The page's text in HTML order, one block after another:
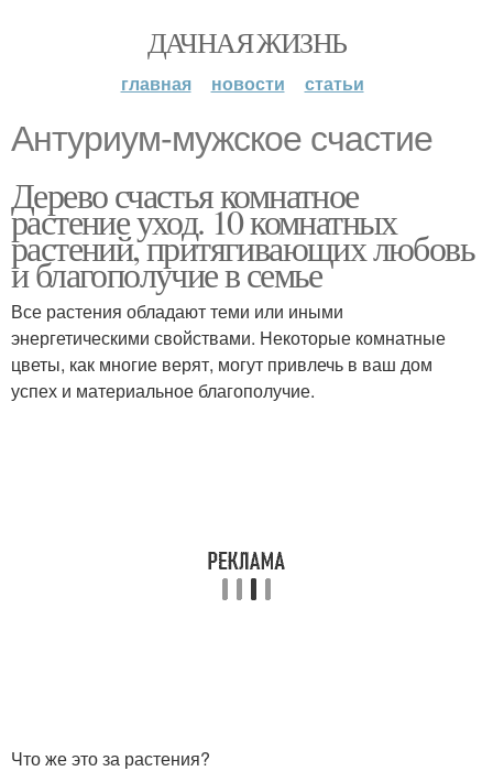
ДАЧНАЯ ЖИЗНЬ
главная новости статьи
Антуриум-мужское счастие
Дерево счастья комнатное
растение уход. 10 комнатных
растений, притягивающих любовь
и благополучие в семье
Все растения обладают теми или иными
энергетическими свойствами. Некоторые комнатные
цветы, как многие верят, могут привлечь в ваш дом
успех и материальное благополучие.
Что же это за растения?